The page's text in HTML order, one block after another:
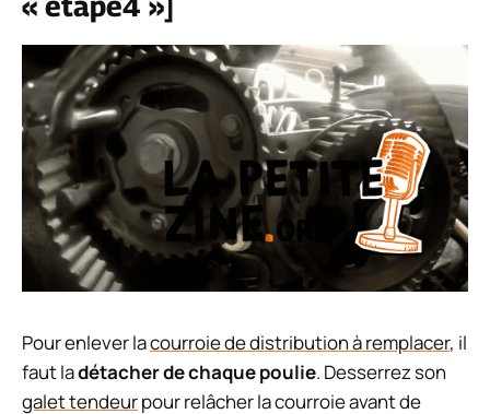
Pour enlever lacourroie de distribution à remplacer, il
faut ladétacher de chaque poulie. Desserrez son
galet tendeurpour relâcher la courroie avant de